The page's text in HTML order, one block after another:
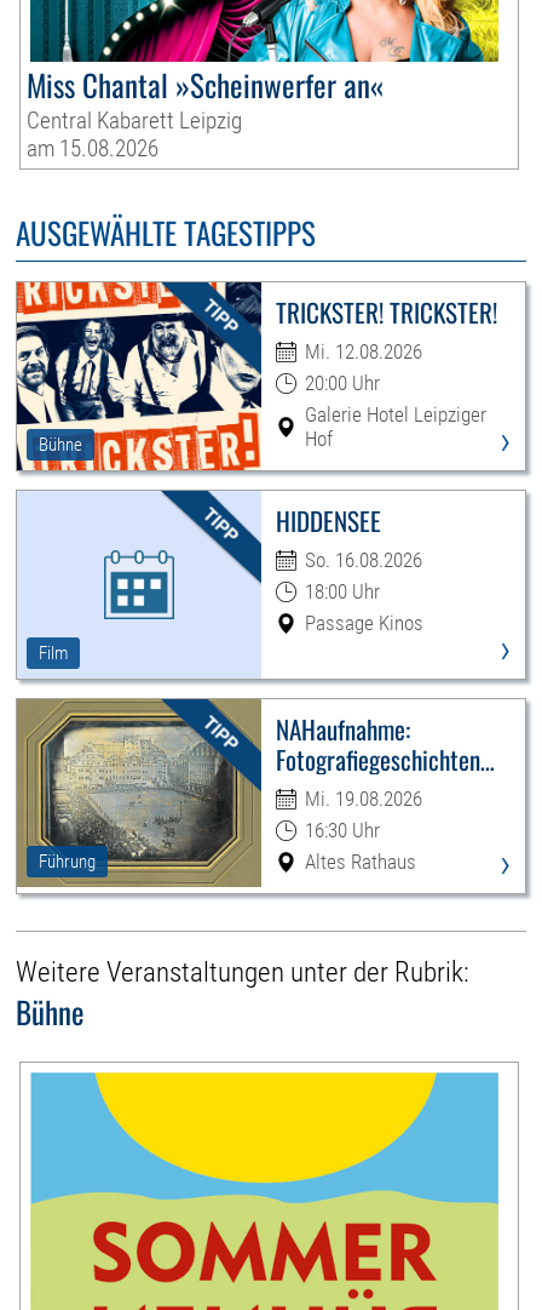
Miss Chantal »Scheinwerfer an«
Central Kabarett Leipzig
am 15.08.2026
AUSGEWÄHLTE TAGESTIPPS
Bühne
TRICKSTER! TRICKSTER!
Mi. 12.08.2026
20:00 Uhr
Galerie Hotel Leipziger
Hof
›
Film
HIDDENSEE
So. 16.08.2026
18:00 Uhr
Passage Kinos
›
Führung
NAHaufnahme:
Fotografiegeschichten
Leipzigs
Mi. 19.08.2026
16:30 Uhr
Altes Rathaus
›
Weitere Veranstaltungen unter der Rubrik:
Bühne